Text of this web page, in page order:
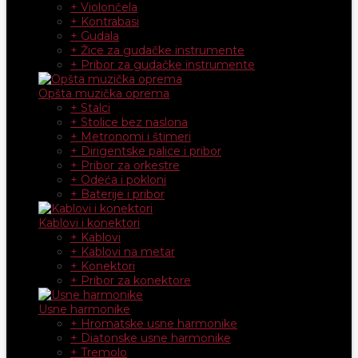
+ Violončela
+ Kontrabasi
+ Gudala
+ Žice za gudačke instrumente
+ Pribor za gudačke instrumente
Opšta muzička oprema
+ Stalci
+ Stolice bez naslona
+ Metronomi i štimeri
+ Dirigentske palice i pribor
+ Pribor za orkestre
+ Odeća i pokloni
+ Baterije i pribor
Kablovi i konektori
+ Kablovi
+ Kablovi na metar
+ Konektori
+ Pribor za konektore
Usne harmonike
+ Hromatske usne harmonike
+ Diatonske usne harmonike
+ Tremolo